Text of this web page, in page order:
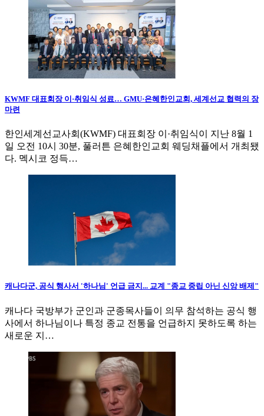
KWMF 대표회장 이·취임식 성료… GMU·은혜한인교회, 세계선교 협력의 장
마련
한인세계선교사회(KWMF) 대표회장 이·취임식이 지난 8월 1
일 오전 10시 30분, 풀러튼 은혜한인교회 웨딩채플에서 개최됐
다. 멕시코 정득…
캐나다군, 공식 행사서 '하나님' 언급 금지... 교계 "종교 중립 아닌 신앙 배제"
캐나다 국방부가 군인과 군종목사들이 의무 참석하는 공식 행
사에서 하나님이나 특정 종교 전통을 언급하지 못하도록 하는
새로운 지…